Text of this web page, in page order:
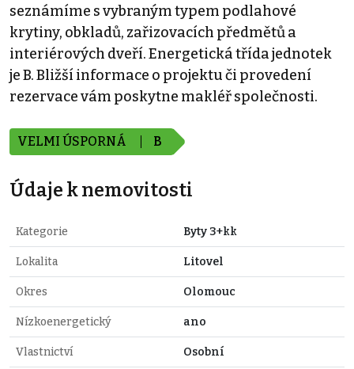
seznámíme s vybraným typem podlahové
krytiny, obkladů, zařizovacích předmětů a
interiérových dveří. Energetická třída jednotek
je B. Bližší informace o projektu či provedení
rezervace vám poskytne makléř společnosti.
VELMI ÚSPORNÁ B
Údaje k nemovitosti
Kategorie Byty 3+kk
Lokalita Litovel
Okres Olomouc
Nízkoenergetický ano
Vlastnictví Osobní